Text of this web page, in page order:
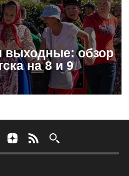
выходные: обзор
на 8 и 9